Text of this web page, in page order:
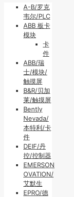
A-B/罗克
韦尔/PLC
ABB 板卡
模块
卡
件
ABB/瑞
士/模块/
触摸屏
B&R/贝加
莱/触摸屏
Bently
Nevada/
本特利/卡
件
DEIF/丹
控/控制器
EMERSON
OVATION/
艾默生
EPRO/德